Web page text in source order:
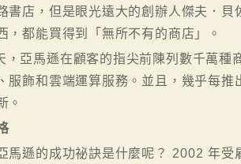
書店，但是眼光遠大的創辦人傑夫．貝
，都能買得到「無所不有的商店」。
亞馬遜在顧客的指尖前陳列數千萬種
服飾和雲端運算服務。並且，幾乎每推
。
馬遜的成功祕訣是什麼呢？ 2002 年受